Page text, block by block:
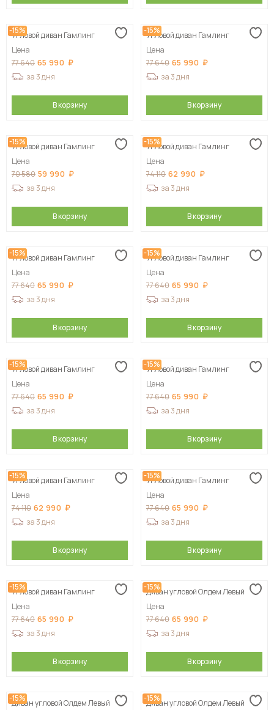
-15%
Угловой диван Гамлинг
Цена
77 640 65 990
за 3 дня
В корзину
-15%
Угловой диван Гамлинг
Цена
77 640 65 990
за 3 дня
В корзину
-15%
Угловой диван Гамлинг
Цена
70 580 59 990
за 3 дня
В корзину
-15%
Угловой диван Гамлинг
Цена
74 110 62 990
за 3 дня
В корзину
-15%
Угловой диван Гамлинг
Цена
77 640 65 990
за 3 дня
В корзину
-15%
Угловой диван Гамлинг
Цена
77 640 65 990
за 3 дня
В корзину
-15%
Угловой диван Гамлинг
Цена
77 640 65 990
за 3 дня
В корзину
-15%
Угловой диван Гамлинг
Цена
77 640 65 990
за 3 дня
В корзину
-15%
Угловой диван Гамлинг
Цена
74 110 62 990
за 3 дня
В корзину
-15%
Угловой диван Гамлинг
Цена
77 640 65 990
за 3 дня
В корзину
-15%
Угловой диван Гамлинг
Цена
77 640 65 990
за 3 дня
В корзину
-15%
Диван угловой Олдем Левый
Цена
77 640 65 990
за 3 дня
В корзину
-15%
Диван угловой Олдем Левый -15%
Диван угловой Олдем Левый